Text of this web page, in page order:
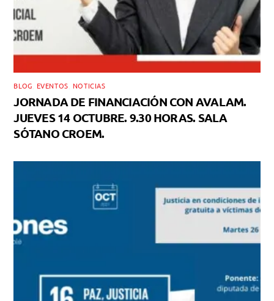
BLOG EVENTOS NOTICIAS
JORNADA DE FINANCIACIÓN CON AVALAM.
JUEVES 14 OCTUBRE. 9.30 HORAS. SALA
SÓTANO CROEM.